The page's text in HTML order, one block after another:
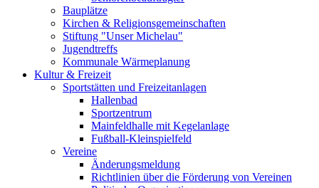
Bauplätze
Kirchen & Religionsgemeinschaften
Stiftung "Unser Michelau"
Jugendtreffs
Kommunale Wärmeplanung
Kultur & Freizeit
Sportstätten und Freizeitanlagen
Hallenbad
Sportzentrum
Mainfeldhalle mit Kegelanlage
Fußball-Kleinspielfeld
Vereine
Änderungsmeldung
Richtlinien über die Förderung von Vereinen